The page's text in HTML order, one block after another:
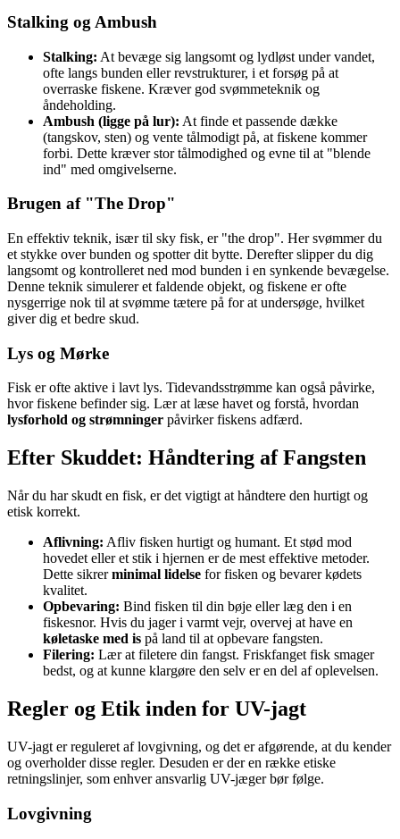
Stalking og Ambush
Stalking: At bevæge sig langsomt og lydløst under vandet,
ofte langs bunden eller revstrukturer, i et forsøg på at
overraske fiskene. Kræver god svømmeteknik og
åndeholding.
Ambush (ligge på lur): At finde et passende dække
(tangskov, sten) og vente tålmodigt på, at fiskene kommer
forbi. Dette kræver stor tålmodighed og evne til at "blende
ind" med omgivelserne.
Brugen af "The Drop"
En effektiv teknik, især til sky fisk, er "the drop". Her svømmer du
et stykke over bunden og spotter dit bytte. Derefter slipper du dig
langsomt og kontrolleret ned mod bunden i en synkende bevægelse.
Denne teknik simulerer et faldende objekt, og fiskene er ofte
nysgerrige nok til at svømme tætere på for at undersøge, hvilket
giver dig et bedre skud.
Lys og Mørke
Fisk er ofte aktive i lavt lys. Tidevandsstrømme kan også påvirke,
hvor fiskene befinder sig. Lær at læse havet og forstå, hvordan
lysforhold og strømninger påvirker fiskens adfærd.
Efter Skuddet: Håndtering af Fangsten
Når du har skudt en fisk, er det vigtigt at håndtere den hurtigt og
etisk korrekt.
Aflivning: Afliv fisken hurtigt og humant. Et stød mod
hovedet eller et stik i hjernen er de mest effektive metoder.
Dette sikrerminimal lidelse for fisken og bevarer kødets
kvalitet.
Opbevaring: Bind fisken til din bøje eller læg den i en
fiskesnor. Hvis du jager i varmt vejr, overvej at have en
køletaske med is på land til at opbevare fangsten.
Filering: Lær at filetere din fangst. Friskfanget fisk smager
bedst, og at kunne klargøre den selv er en del af oplevelsen.
Regler og Etik inden for UV-jagt
UV-jagt er reguleret af lovgivning, og det er afgørende, at du kender
og overholder disse regler. Desuden er der en række etiske
retningslinjer, som enhver ansvarlig UV-jæger bør følge.
Lovgivning